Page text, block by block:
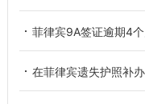
菲律宾9A签证逾期4
在菲律宾遗失护照补